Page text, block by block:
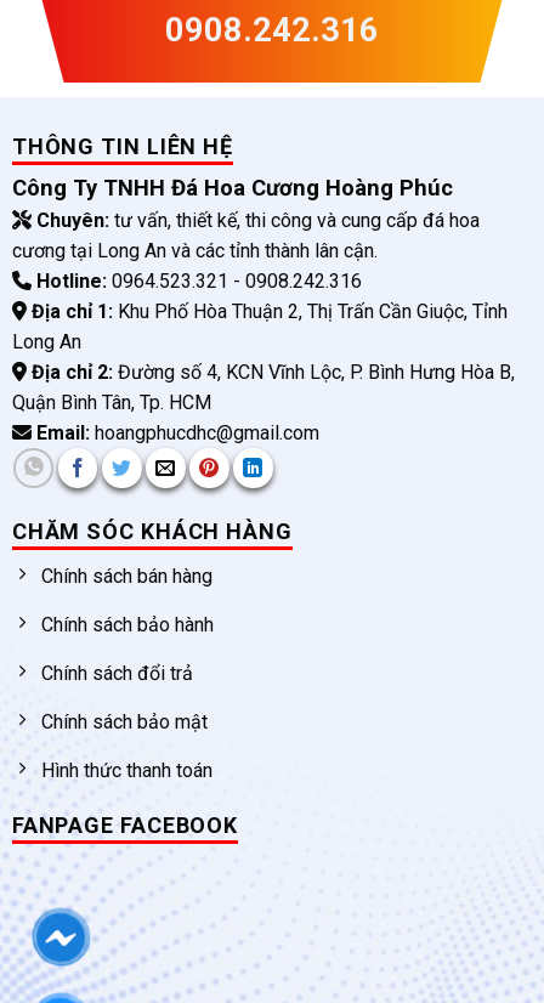
0908.242.316
THÔNG TIN LIÊN HỆ
Công Ty TNHH Đá Hoa Cương Hoàng Phúc
Chuyên:tư vấn, thiết kế, thi công và cung cấp đá hoa
cương tại Long An và các tỉnh thành lân cận.
Hotline:0964.523.321 - 0908.242.316
Địa chỉ 1:Khu Phố Hòa Thuận 2, Thị Trấn Cần Giuộc, Tỉnh
Long An
Địa chỉ 2:Đường số 4, KCN Vĩnh Lộc, P. Bình Hưng Hòa B,
Quận Bình Tân, Tp. HCM
Email:hoangphucdhc@gmail.com
CHĂM SÓC KHÁCH HÀNG
Chính sách bán hàng
Chính sách bảo hành
Chính sách đổi trả
Chính sách bảo mật
Hình thức thanh toán
FANPAGE FACEBOOK